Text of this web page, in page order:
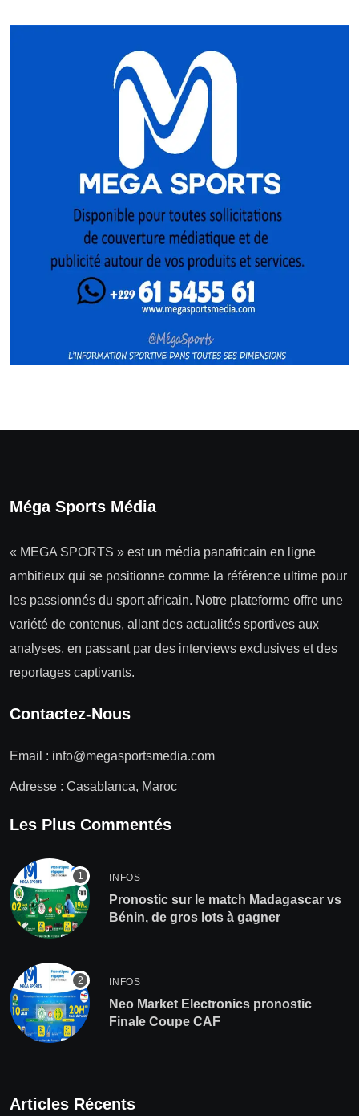
Méga Sports Média
« MEGA SPORTS » est un média panafricain en ligne
ambitieux qui se positionne comme la référence ultime pour
les passionnés du sport africain. Notre plateforme offre une
variété de contenus, allant des actualités sportives aux
analyses, en passant par des interviews exclusives et des
reportages captivants.
Contactez-Nous
Email : info@megasportsmedia.com
Adresse : Casablanca, Maroc
Les Plus Commentés
INFOS
Pronostic sur le match Madagascar vs
Bénin, de gros lots à gagner
INFOS
Neo Market Electronics pronostic
Finale Coupe CAF
Articles Récents